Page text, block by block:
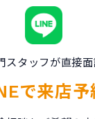
スタッフが直接
で来店予